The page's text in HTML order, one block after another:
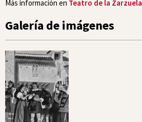
Más información en Teatro de la Zarzuela
Galería de imágenes